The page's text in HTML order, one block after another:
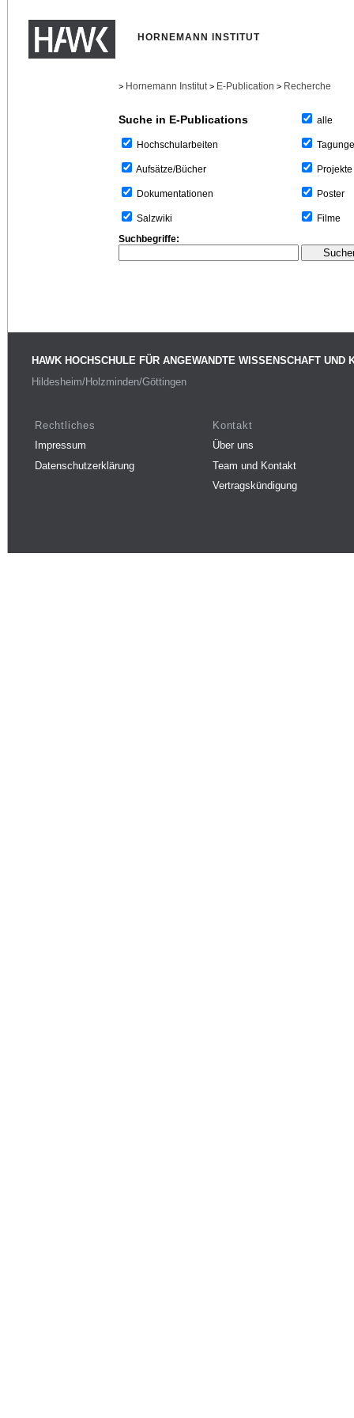
HORNEMANN INSTITUT
> Hornemann Institut > E-Publication > Recherche
Suche in E-Publications
Hochschularbeiten
Aufsätze/Bücher
Dokumentationen
Salzwiki
alle
Projekte
Poster
Filme
Suchbegriffe:
HAWK HOCHSCHULE FÜR ANGEWANDTE WISSENSCHAFT UND
Hildesheim/Holzminden/Göttingen
Rechtliches
Impressum
Datenschutzerklärung
Kontakt
Über uns
Team und Kontakt
Vertragskündigung